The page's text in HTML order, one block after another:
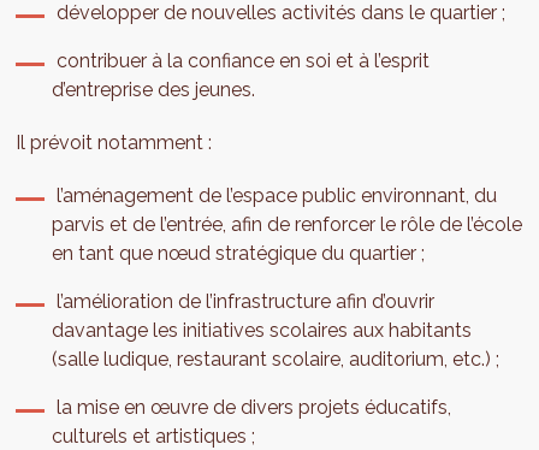
développer de nouvelles activités dans le quartier ;
contribuer à la confiance en soi et à l’esprit
d’entreprise des jeunes.
Il prévoit notamment :
l’aménagement de l’espace public environnant, du
parvis et de l’entrée, afin de renforcer le rôle de l’école
en tant que nœud stratégique du quartier ;
l’amélioration de l’infrastructure afin d’ouvrir
davantage les initiatives scolaires aux habitants
(salle ludique, restaurant scolaire, auditorium, etc.) ;
la mise en œuvre de divers projets éducatifs,
culturels et artistiques ;